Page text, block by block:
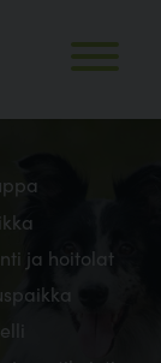
ja hoitolat